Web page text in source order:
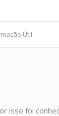
Útil
isso foi